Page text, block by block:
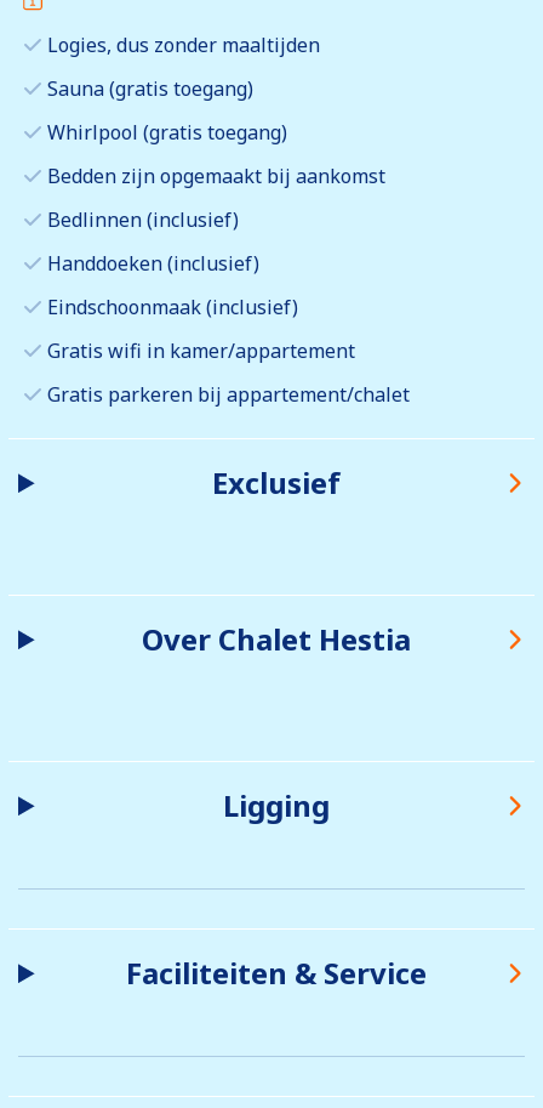
Logies, dus zonder maaltijden
Sauna (gratis toegang)
Whirlpool (gratis toegang)
Bedden zijn opgemaakt bij aankomst
Bedlinnen (inclusief)
Handdoeken (inclusief)
Eindschoonmaak (inclusief)
Gratis wifi in kamer/appartement
Gratis parkeren bij appartement/chalet
Exclusief
Over Chalet Hestia
Ligging
Faciliteiten & Service